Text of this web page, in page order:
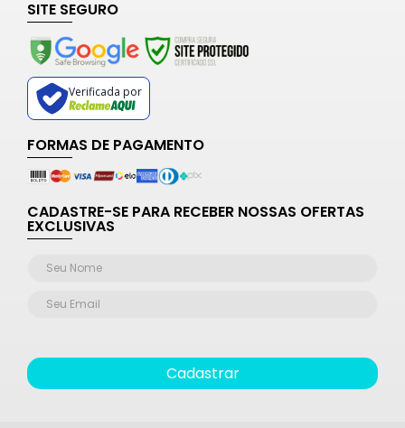
SITE SEGURO
Verificada por
FORMAS DE PAGAMENTO
CADASTRE-SE PARA RECEBER NOSSAS OFERTAS
EXCLUSIVAS
Cadastrar